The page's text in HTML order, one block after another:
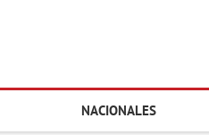
NACIONALES